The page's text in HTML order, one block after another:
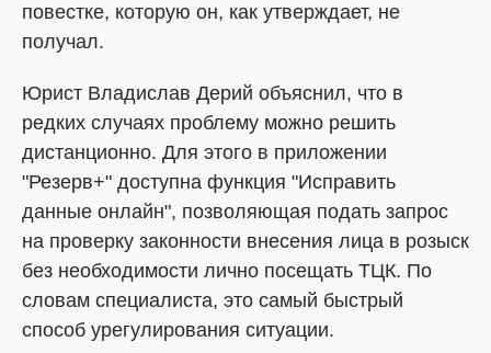
повестке, которую он, как утверждает, не
получал.
Юрист Владислав Дерий объяснил, что в
редких случаях проблему можно решить
дистанционно. Для этого в приложении
"Резерв+" доступна функция "Исправить
данные онлайн", позволяющая подать запрос
на проверку законности внесения лица в розыск
без необходимости лично посещать ТЦК. По
словам специалиста, это самый быстрый
способ урегулирования ситуации.